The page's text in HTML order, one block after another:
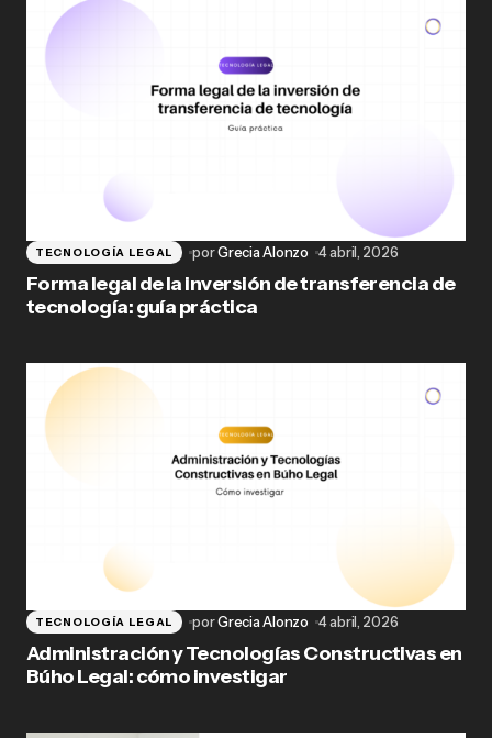
TECNOLOGÍA LEGAL porGrecia Alonzo 4 abril, 2026
Forma legal de la inversión de transferencia de
tecnología: guía práctica
TECNOLOGÍA LEGAL porGrecia Alonzo 4 abril, 2026
Administración y Tecnologías Constructivas en
Búho Legal: cómo investigar